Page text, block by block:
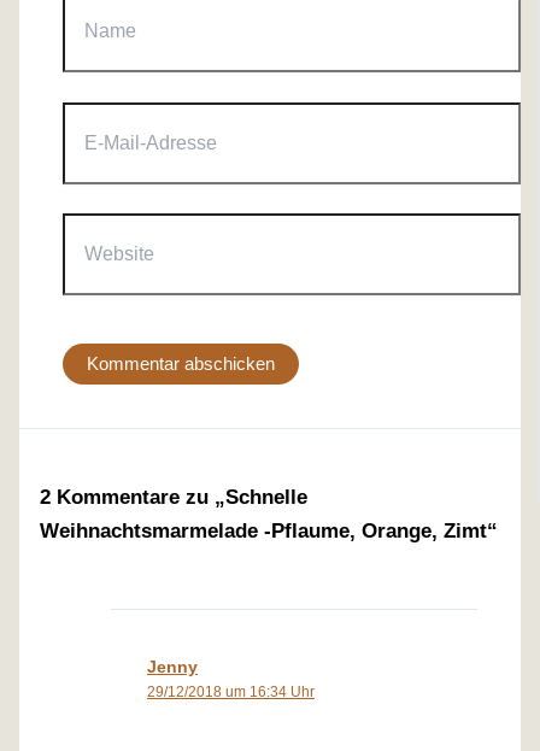
Mail-
2 Kommentare zu „Schnelle
Weihnachtsmarmelade -Pflaume, Orange, Zimt“
Jenny
29/12/2018 um 16:34 Uhr